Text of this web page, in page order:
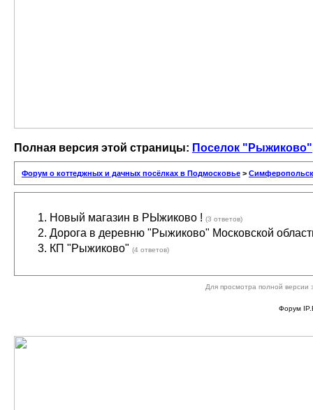
Полная версия этой страницы: Поселок "Рыжиково"
Форум о коттеджных и дачных посёлках в Подмосковье >
Новый магазин в РЫжиково ! (3 ответов)
Дорога в деревню "Рыжиково" Московской
КП "Рыжиково" (4 ответов)
Для просмотра полной
Форум